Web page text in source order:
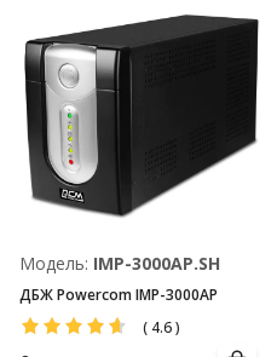
Модель: IMP-3000AP.SH
ДБЖ Powercom IMP-3000AP
( 4.6)